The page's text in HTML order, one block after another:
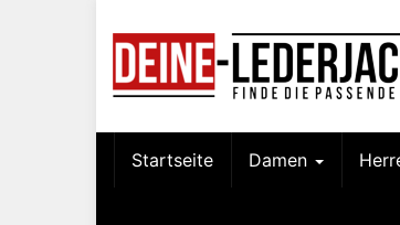
Startseite Damen